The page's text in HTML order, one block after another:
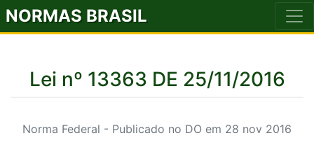
NORMAS BRASIL
Lei nº 13363 DE 25/11/2016
Norma Federal - Publicado no DO em 28 nov 2016